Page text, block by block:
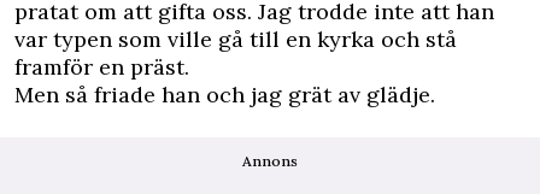
pratat om att gifta oss. Jag trodde inte att han
var typen som ville gå till en kyrka och stå
framför en präst.
Men så friade han och jag grät av glädje.
Annons